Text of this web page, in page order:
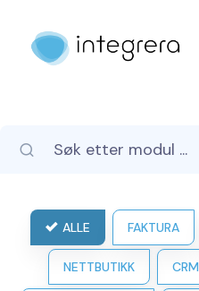
ALLE FAKTURA
NETTBUTIKK CRM